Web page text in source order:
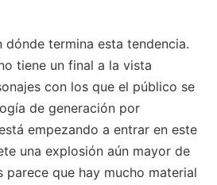
dónde termina esta tendencia.
tiene un final a la vista
con los que el público se
de generación por
empezando a entrar en este
una explosión aún mayor de
parece que hay mucho material